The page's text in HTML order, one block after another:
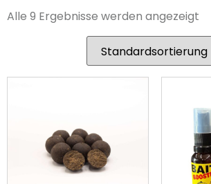
Alle 9 Ergebnisse werden angezeigt